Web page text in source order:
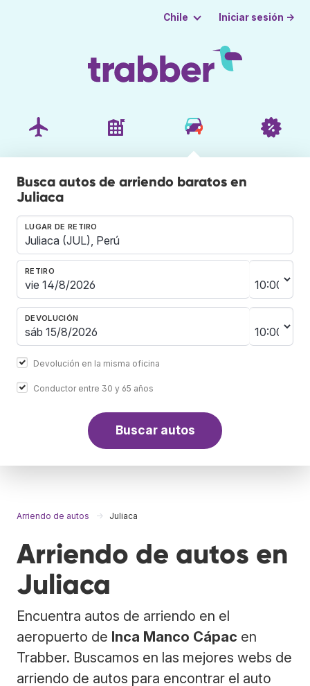
Chile Iniciar sesión →
Busca autos de arriendo baratos en
Juliaca
LUGAR DE RETIRO
RETIRO
DEVOLUCIÓN
Devolución en la misma oficina
Conductor entre 30 y 65 años
Buscar autos
Arriendo de autos Juliaca
Arriendo de autos en
Juliaca
Encuentra autos de arriendo en el
aeropuerto de Inca Manco Cápac en
Trabber. Buscamos en las mejores webs de
arriendo de autos para encontrar el auto